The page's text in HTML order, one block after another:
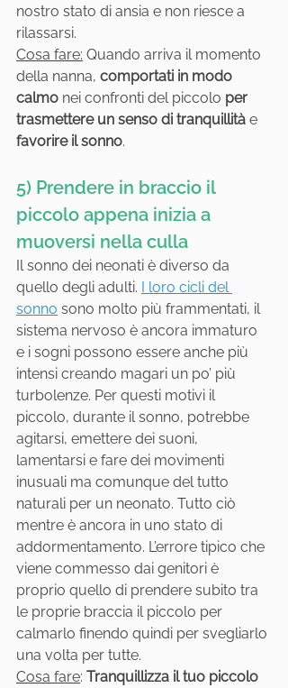
nostro stato di ansia e non riesce a
rilassarsi.
Cosa fare: Quando arriva il momento
della nanna, comportati in modo
calmo nei confronti del piccolo per
trasmettere un senso di tranquillità e
favorire il sonno.
5) Prendere in braccio il
piccolo appena inizia a
muoversi nella culla
Il sonno dei neonati è diverso da
quello degli adulti. I loro cicli del
sonno sono molto più frammentati, il
sistema nervoso è ancora immaturo
e i sogni possono essere anche più
intensi creando magari un po’ più
turbolenze. Per questi motivi il
piccolo, durante il sonno, potrebbe
agitarsi, emettere dei suoni,
lamentarsi e fare dei movimenti
inusuali ma comunque del tutto
naturali per un neonato. Tutto ciò
mentre è ancora in uno stato di
addormentamento. L’errore tipico che
viene commesso dai genitori è
proprio quello di prendere subito tra
le proprie braccia il piccolo per
calmarlo finendo quindi per svegliarlo
una volta per tutte.
Cosa fare: Tranquillizza il tuo piccolo